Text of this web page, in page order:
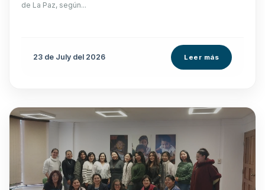
de La Paz, según...
23 de July del 2026 Leer más